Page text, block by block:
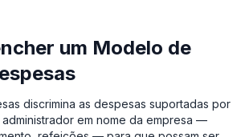
um Modelo de
discrimina as despesas suportadas por
em nome da empresa —